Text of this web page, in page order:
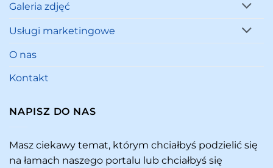
Galeria zdjęć
Usługi marketingowe
O nas
Kontakt
NAPISZ DO NAS
Masz ciekawy temat, którym chciałbyś podzielić się
na łamach naszego portalu lub chciałbyś się